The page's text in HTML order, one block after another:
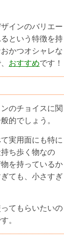
インのバリエー
という特徴を持
かつオシャレな
おすすめです！
のチョイスに関
的でしょう。
実用面にも特に
ち歩く物なの
を持っているか
ても、小さすぎ
てもらいたいの
。